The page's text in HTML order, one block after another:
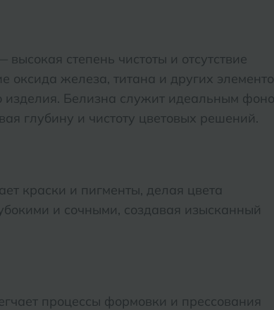
степень чистоты и отсутствие
железа, титана и других
изделия. Белизна служит идеальным
глубину и чистоту цветовых решений.
краски и пигменты, делая цвета
и сочными, создавая изысканный
процессы формовки и прессования
Новомосковск
Новосибирск
Октябрьский
Омск
Смоленск